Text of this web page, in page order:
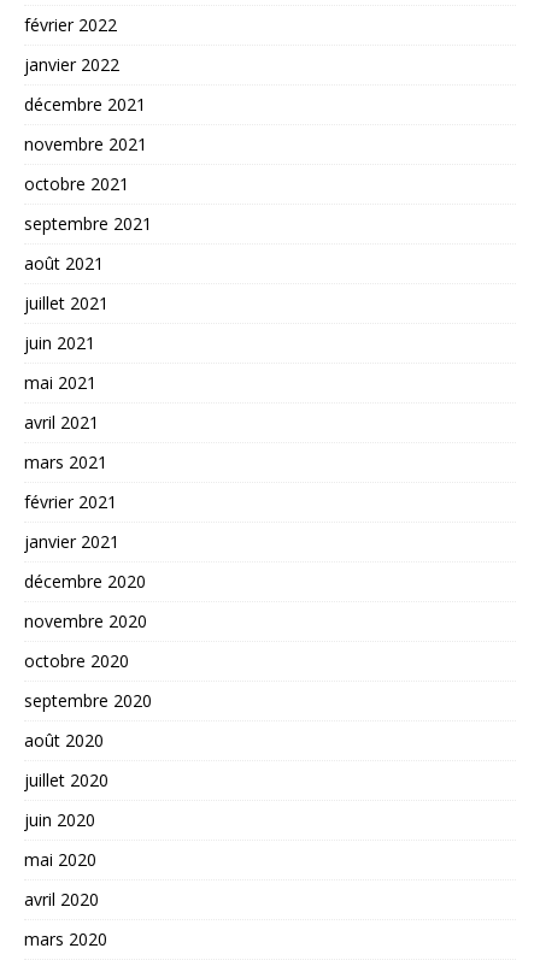
février 2022
janvier 2022
décembre 2021
novembre 2021
octobre 2021
septembre 2021
août 2021
juillet 2021
juin 2021
mai 2021
avril 2021
mars 2021
février 2021
janvier 2021
décembre 2020
novembre 2020
octobre 2020
septembre 2020
août 2020
juillet 2020
juin 2020
mai 2020
avril 2020
mars 2020